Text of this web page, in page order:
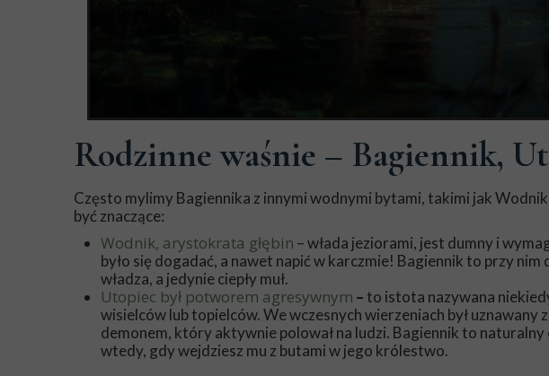
Rodzinne waśnie – Bagiennik,
Często mylimy Bagiennika z innymi wodnymi bytami, takimi jak
być znaczące:
Wodnik, arystokrata głębin – włada jeziorami, jest dumny i
było się dogadać, a nawet napić w karczmie! Bagiennik to przy
władza, a jedynie ciepły muł.
Utopiec był potworem agresywnym – to istota nazywana
wisielców lub topielców. We wczesnych wierzeniach był uznawany
demonem, który aktywnie polował na ludzi. Bagiennik to
wtedy, gdy wejdziesz mu z butami w jego królestwo.